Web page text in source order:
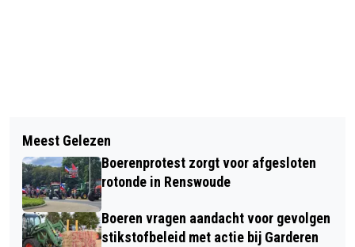
VIJF BIJENOASES FEESTELIJK
GEOPEND MET GROEP ZES
NATIONAAL COÖRDINATOR
TERRORISMEBESTRIJDING EN
VEILIGHEID: TOENEMENDE ONLINE
RADICALISERING VAN JONGEREN
Meest Gelezen
Boerenprotest zorgt voor afgesloten
rotonde in Renswoude
Boeren vragen aandacht voor gevolgen
stikstofbeleid met actie bij Garderen